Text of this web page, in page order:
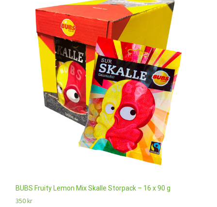
BUBS Fruity Lemon Mix Skalle Storpack – 16 x 90 g
350 kr